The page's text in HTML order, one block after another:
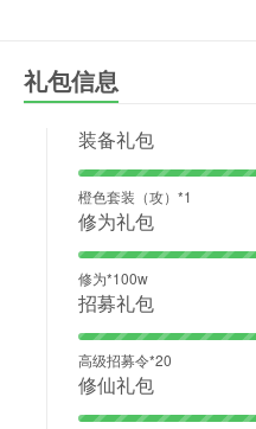
礼包信息
装备礼包
橙色套装（攻）*1
修为礼包
修为*100w
招募礼包
高级招募令*20
修仙礼包